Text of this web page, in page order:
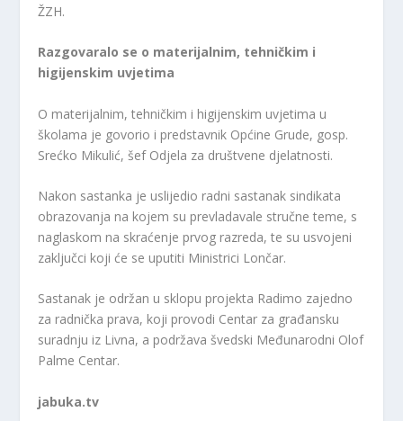
ŽZH.
Razgovaralo se o materijalnim, tehničkim i
higijenskim uvjetima
O materijalnim, tehničkim i higijenskim uvjetima u
školama je govorio i predstavnik Općine Grude, gosp.
Srećko Mikulić, šef Odjela za društvene djelatnosti.
Nakon sastanka je uslijedio radni sastanak sindikata
obrazovanja na kojem su prevladavale stručne teme, s
naglaskom na skraćenje prvog razreda, te su usvojeni
zaključci koji će se uputiti Ministrici Lončar.
Sastanak je održan u sklopu projekta Radimo zajedno
za radnička prava, koji provodi Centar za građansku
suradnju iz Livna, a podržava švedski Međunarodni Olof
Palme Centar.
jabuka.tv